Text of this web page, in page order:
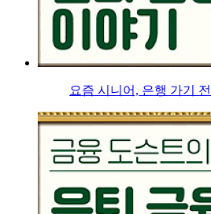
요즘 시니어, 은행 가기